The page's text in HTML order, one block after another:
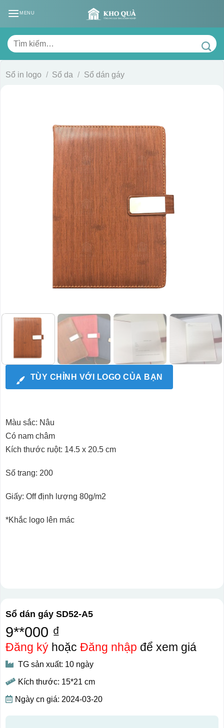
MENU
Tìm
kiếm:
Sổ in logo / Sổ da / Sổ dán gáy
TÙY CHỈNH VỚI LOGO CỦA BẠN
Màu sắc: Nâu
Có nam châm
Kích thước ruột: 14.5 x 20.5 cm
Số trang: 200
Giấy: Off định lượng 80g/m2
*Khắc logo lên mác
Sổ dán gáy SD52-A5
9**000 ₫
Đăng kýhoặc Đăng nhập để xem giá
TG sản xuất: 10 ngày
Kích thước: 15*21 cm
Ngày cn giá: 2024-03-20